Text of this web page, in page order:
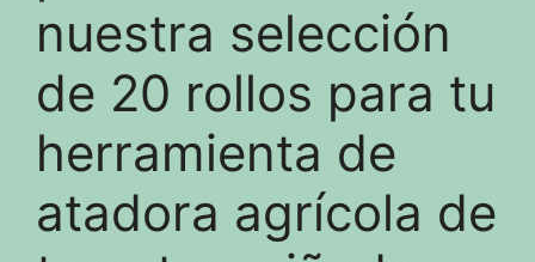
nuestra selección
de 20 rollos para tu
herramienta de
atadora agrícola de